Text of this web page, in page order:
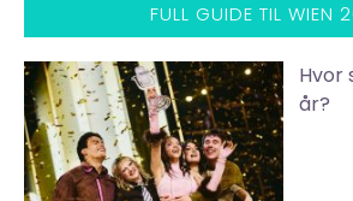
FULL GUIDE TIL WIEN
Hvor
år?